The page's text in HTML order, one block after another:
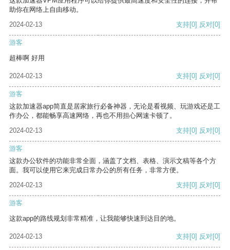
助你在网络上自由移动。
2024-02-13
支持[0] 反对[0]
游客
超棒啊 好用
2024-02-13 支持[0] 反对[0]
游客
这款加速器app简直是居家旅行必备神器，无论是看视频、玩游戏还是工
作办公，都能畅享高速网络，再也不用担心网速卡顿了。
2024-02-13
支持[0] 反对[0]
游客
这款办公软件的功能非常全面，涵盖了文档、表格、演示文稿等各个方
面。我可以使用它来完成日常办公的所有任务，非常方便。
2024-02-13
支持[0] 反对[0]
游客
这款app的路线规划非常精准，让我能够快速到达目的地。
2024-02-13 支持[0] 反对[0]